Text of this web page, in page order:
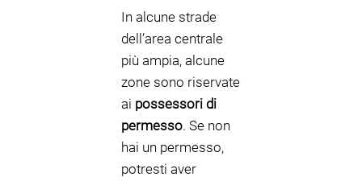
In alcune strade
dell’area centrale
più ampia, alcune
zone sono riservate
ai possessori di
permesso. Se non
hai un permesso,
potresti aver